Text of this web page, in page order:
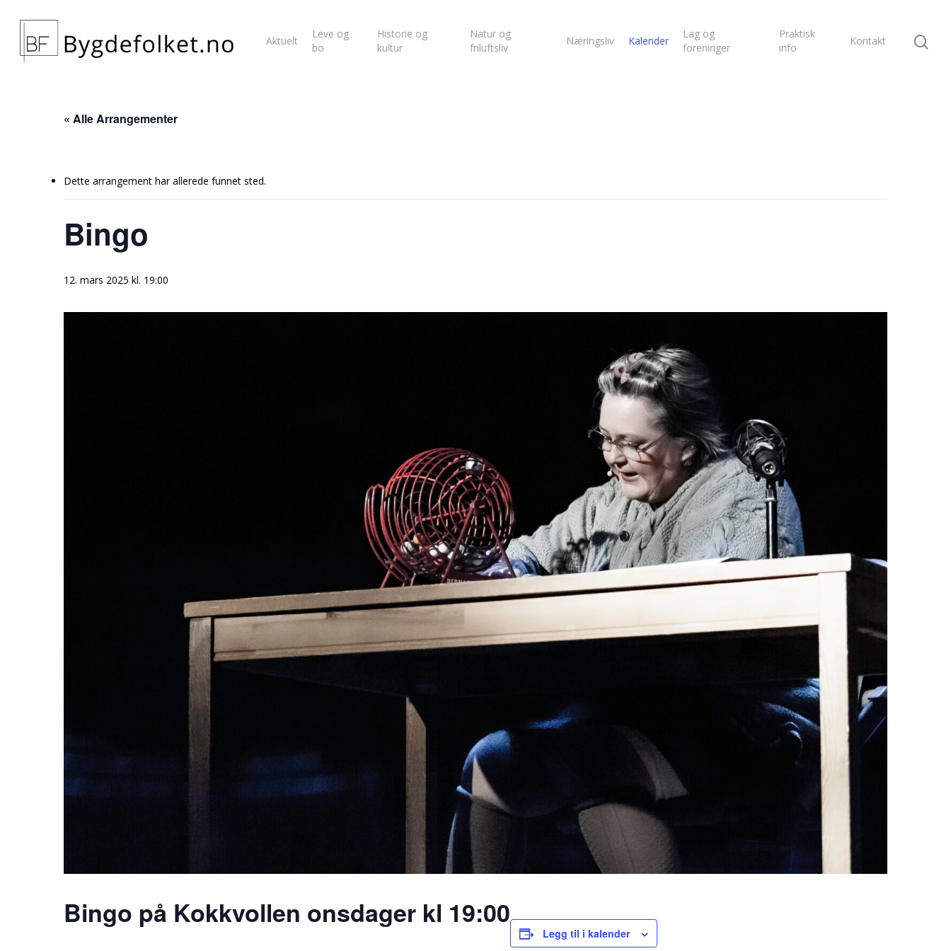
Aktuelt
Leve og
bo
Historie og
kultur
Natur og
friluftsliv
Næringsliv Kalender
Lag og
foreninger
Praktisk
info
Kontakt
« Alle Arrangementer
Dette arrangement har allerede funnet sted.
Bingo
12. mars 2025 kl. 19:00
Bingo på Kokkvollen onsdager kl 19:00
Legg til i kalender
Mest populært siste uke